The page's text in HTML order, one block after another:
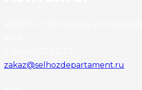
zakaz@selhozdepartament.ru